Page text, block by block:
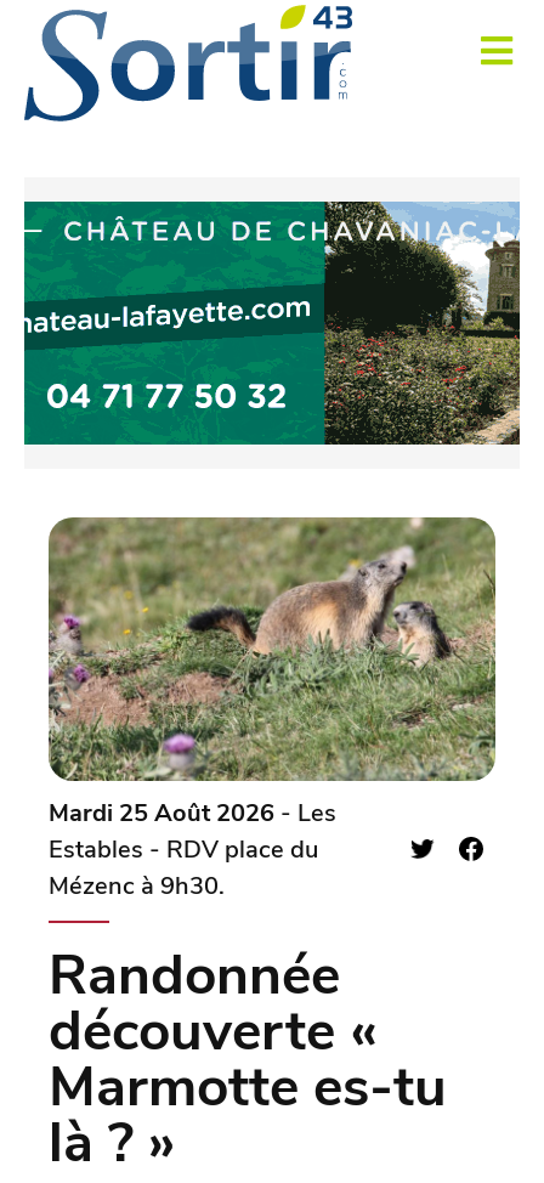
Mardi 25 Août 2026 - Les
Estables - RDV place du
Mézenc à 9h30.
Randonnée
découverte «
Marmotte es-tu
là ? »